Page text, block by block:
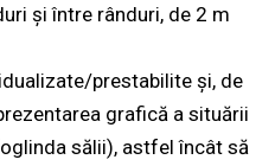
și între rânduri, de 2 m
prestabilite și, de
grafică a situării
sălii), astfel încât să